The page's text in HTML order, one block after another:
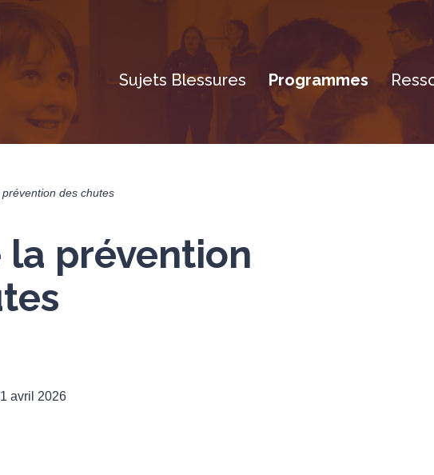
Sujets Blessures Programmes
des chutes
la prévention
avril 2026